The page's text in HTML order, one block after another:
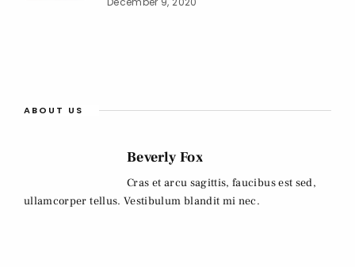
ABOUT US
Beverly Fox
Cras et arcu sagittis, faucibus est sed,
ullamcorper tellus. Vestibulum blandit mi nec.